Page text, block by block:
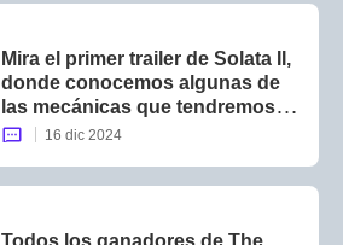
Mira el primer trailer de Solata II,
donde conocemos algunas de
las mecánicas que tendremos
dentro del juego
16 dic 2024
Todos los ganadores de The